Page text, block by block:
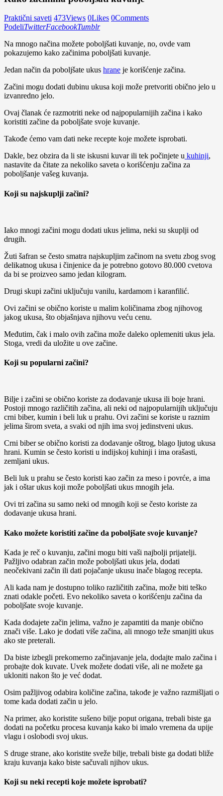
Praktični saveti 473Views 0Likes 0Comments
PodeliTwitterFacebookTumblr
Na mnogo načina možete poboljšati kuvanje, no, ovde vam
pokazujemo kako začinima poboljšati kuvanje.
Jedan način da poboljšate ukus hrane je korišćenje začina.
Začini mogu dodati dubinu ukusa koji može pretvoriti obično jelo u
izvanredno jelo.
Ovaj članak će razmotriti neke od najpopularnijih začina i kako
koristiti začine da poboljšate svoje kuvanje.
Takođe ćemo vam dati neke recepte koje možete isprobati.
Dakle, bez obzira da li ste iskusni kuvar ili tek počinjete u kuhinji,
nastavite da čitate za nekoliko saveta o korišćenju začina za
poboljšanje vašeg kuvanja.
Koji su najskuplji začini?
Iako mnogi začini mogu dodati ukus jelima, neki su skuplji od
drugih.
Žuti šafran se često smatra najskupljim začinom na svetu zbog svog
delikatnog ukusa i činjenice da je potrebno gotovo 80.000 cvetova
da bi se proizveo samo jedan kilogram.
Drugi skupi začini uključuju vanilu, kardamom i karanfilić.
Ovi začini se obično koriste u malim količinama zbog njihovog
jakog ukusa, što objašnjava njihovu veću cenu.
Međutim, čak i malo ovih začina može daleko oplemeniti ukus jela.
Stoga, vredi da uložite u ove začine.
Koji su popularni začini?
Bilje i začini se obično koriste za dodavanje ukusa ili boje hrani.
Postoji mnogo različitih začina, ali neki od najpopularnijih uključuju
crni biber, kumin i beli luk u prahu. Ovi začini se koriste u raznim
jelima širom sveta, a svaki od njih ima svoj jedinstveni ukus.
Crni biber se obično koristi za dodavanje oštrog, blago ljutog ukusa
hrani. Kumin se često koristi u indijskoj kuhinji i ima orašasti,
zemljani ukus.
Beli luk u prahu se često koristi kao začin za meso i povrće, a ima
jak i oštar ukus koji može poboljšati ukus mnogih jela.
Ovi tri začina su samo neki od mnogih koji se često koriste za
dodavanje ukusa hrani.
Kako možete koristiti začine da poboljšate svoje kuvanje?
Kada je reč o kuvanju, začini mogu biti vaši najbolji prijatelji.
Pažljivo odabran začin može poboljšati ukus jela, dodati
neočekivani začin ili dati pojačanje ukusu inače blagog recepta.
Ali kada nam je dostupno toliko različitih začina, može biti teško
znati odakle početi. Evo nekoliko saveta o korišćenju začina da
poboljšate svoje kuvanje.
Kada dodajete začin jelima, važno je zapamtiti da manje obično
znači više. Lako je dodati više začina, ali mnogo teže smanjiti ukus
ako ste preterali.
Da biste izbegli prekomerno začinjavanje jela, dodajte malo začina i
probajte dok kuvate. Uvek možete dodati više, ali ne možete ga
ukloniti nakon što je već dodat.
Osim pažljivog odabira količine začina, takođe je važno razmišljati o
tome kada dodati začin u jelo.
Na primer, ako koristite sušeno bilje poput origana, trebali biste ga
dodati na početku procesa kuvanja kako bi imalo vremena da upije
vlagu i oslobodi svoj ukus.
S druge strane, ako koristite sveže bilje, trebali biste ga dodati bliže
kraju kuvanja kako biste sačuvali njihov ukus.
Koji su neki recepti koje možete isprobati?